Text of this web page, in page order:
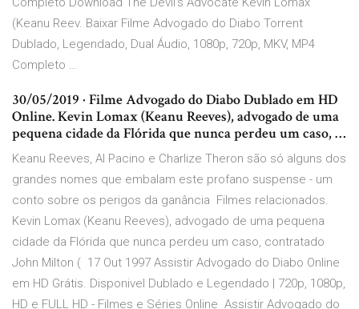
(Keanu Reev. Baixar Filme Advogado do Diabo Torrent
Dublado, Legendado, Dual Áudio, 1080p, 720p, MKV, MP4
Completo …
30/05/2019 · Filme Advogado do Diabo Dublado em HD
Online. Kevin Lomax (Keanu Reeves), advogado de uma
pequena cidade da Flórida que nunca perdeu um caso, …
Keanu Reeves, Al Pacino e Charlize Theron são só alguns dos
grandes nomes que embalam este profano suspense - um
conto sobre os perigos da ganância Filmes relacionados.
Kevin Lomax (Keanu Reeves), advogado de uma pequena
cidade da Flórida que nunca perdeu um caso, contratado
John Milton ( 17 Out 1997 Assistir Advogado do Diabo Online
em HD Grátis. Disponivel Dublado e Legendado | 720p, 1080p,
HD e FULL HD - Filmes e Séries Online Assistir Advogado do